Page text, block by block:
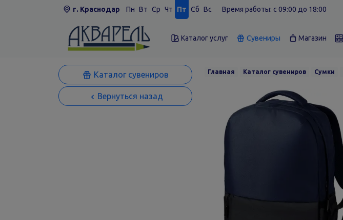
г. Краснодар Пн Вт Ср Чт Пт Сб Вс Время работы: c 09:00 до 18:00
Каталог услуг Сувениры Магазин
Каталог сувениров
Вернуться назад
Главная Каталог сувениров Сумки